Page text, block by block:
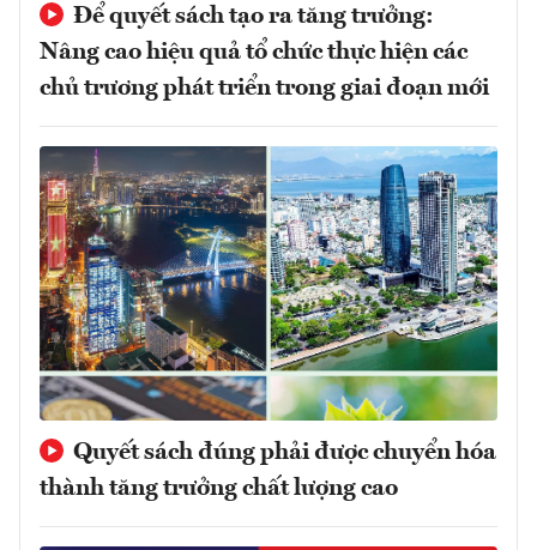
Để quyết sách tạo ra tăng trưởng:
Nâng cao hiệu quả tổ chức thực hiện các
chủ trương phát triển trong giai đoạn mới
Quyết sách đúng phải được chuyển hóa
thành tăng trưởng chất lượng cao